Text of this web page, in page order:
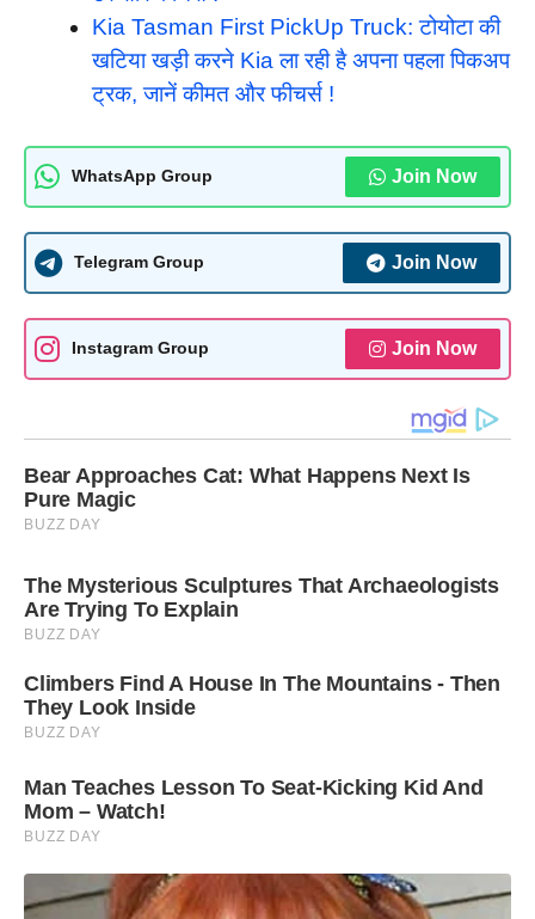
Kia Tasman First PickUp Truck: टोयोटा की
खटिया खड़ी करने Kia ला रही है अपना पहला पिकअप
ट्रक, जानें कीमत और फीचर्स !
WhatsApp Group Join Now
Telegram Group Join Now
Instagram Group Join Now